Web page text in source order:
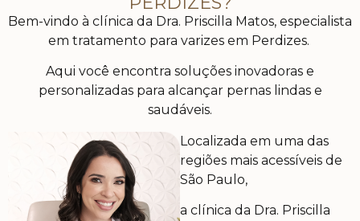
Bem-vindo à clínica da Dra. Priscilla Matos, especialista
em tratamento para varizes em Perdizes.
Aqui você encontra soluções inovadoras e
personalizadas para alcançar pernas lindas e
saudáveis.
Localizada em uma das
regiões mais acessíveis de
São Paulo,
a clínica da Dra. Priscilla